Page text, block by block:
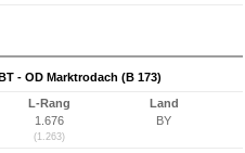
- OD Marktrodach (B 173)
L-Rang
1.676
(1.263)
Land
BY